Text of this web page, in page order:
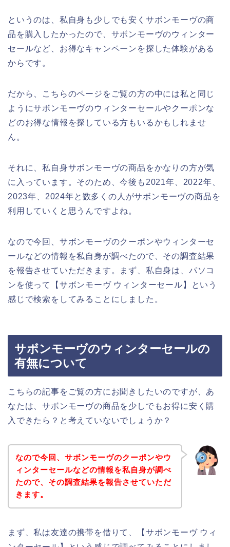
というのは、私自身も少しでも安くサボンモーヴの商
品を購入したかったので、サボンモーヴのウィンター
セールなど、お得なキャンペーンを探した体験がある
からです。
だから、こちらのページをご覧の方の中には私と同じ
ようにサボンモーヴのウィンターセールやクーポンな
どのお得な情報を探している方もいるかもしれませ
ん。
それに、私自身サボンモーヴの商品をかなりの方が気
に入っています。そのため、今後も2021年、2022年、
2023年、2024年と数多くの人がサボンモーヴの商品を
利用していくと思うんですよね。
なので今回、サボンモーヴのクーポンやウィンターセ
ールなどの情報を私自身が調べたので、その調査結果
を報告させていただきます。まず、私自身は、パソコ
ンを使って【サボンモーヴ ウィンターセール】という
感じで検索をしてみることにしました。
サボンモーヴのウィンターセールの
有無について
こちらの記事をご覧の方にお聞きしたいのですが、あ
なたは、サボンモーヴの商品を少しでもお得に安く購
入できたら？と考えていないでしょうか？
なので今回、サボンモーヴのクーポンやウ
ィンターセールなどの情報を私自身が調べ
たので、その調査結果を報告させていただ
きます。
まず、私は友達の携帯を借りて、【サボンモーヴ ウィ